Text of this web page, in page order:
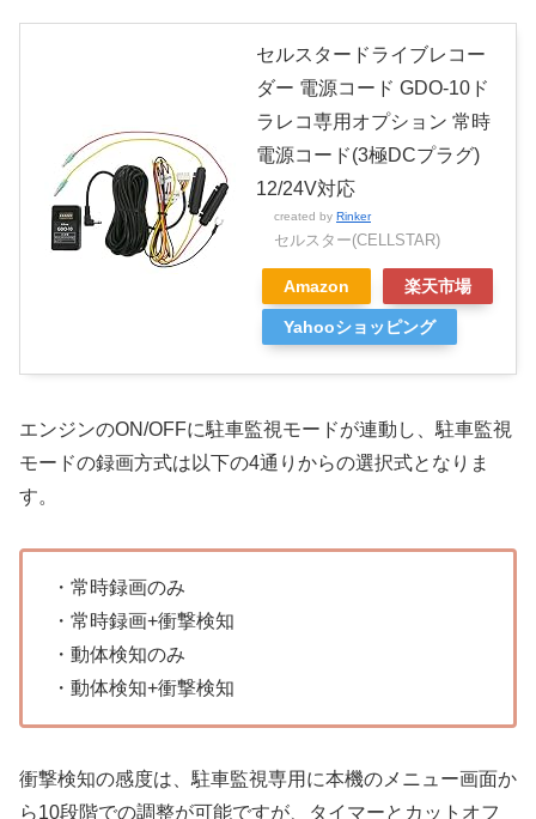
セルスタードライブレコー
ダー 電源コード GDO-10ド
ラレコ専用オプション 常時
電源コード(3極DCプラグ)
12/24V対応
created by Rinker
セルスター(CELLSTAR)
Amazon 楽天市場
Yahooショッピング
エンジンのON/OFFに駐車監視モードが連動し、駐車監視
モードの録画方式は以下の4通りからの選択式となりま
す。
・常時録画のみ
・常時録画+衝撃検知
・動体検知のみ
・動体検知+衝撃検知
衝撃検知の感度は、駐車監視専用に本機のメニュー画面か
ら10段階での調整が可能ですが、タイマーとカットオフ